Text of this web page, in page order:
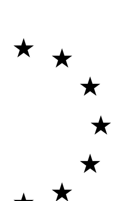
★
★
★
★
★
★